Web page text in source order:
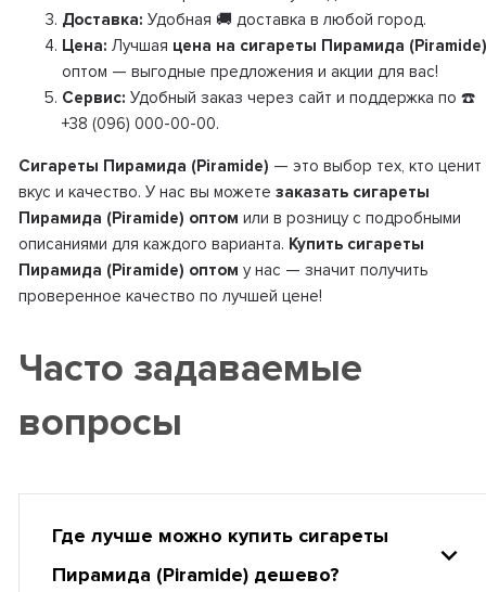
Доставка: Удобная 🚚 доставка в любой город.
Цена: Лучшая цена на сигареты Пирамида (Piramide)
оптом — выгодные предложения и акции для вас!
Сервис: Удобный заказ через сайт и поддержка по ☎️
+38 (096) 000-00-00.
Сигареты Пирамида (Piramide) — это выбор тех, кто ценит
вкус и качество. У нас вы можете заказать сигареты
Пирамида (Piramide) оптом или в розницу с подробными
описаниями для каждого варианта. Купить сигареты
Пирамида (Piramide) оптом у нас — значит получить
проверенное качество по лучшей цене!
Часто задаваемые
вопросы
Где лучше можно купить сигареты
Пирамида (Piramide) дешево?